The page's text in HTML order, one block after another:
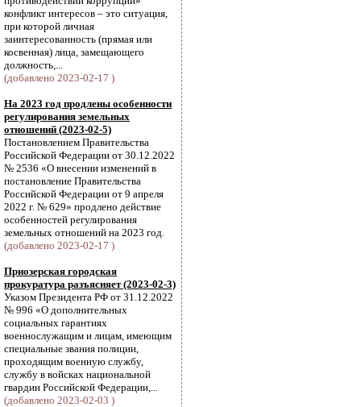
конфликт интересов – это ситуация,
при которой личная
заинтересованность (прямая или
косвенная) лица, замещающего
должность,...
(добавлено 2023-02-17 )
На 2023 год продлены особенности
регулирования земельных
отношений (2023-02-5)
Постановлением Правительства
Российской Федерации от 30.12.2022
№ 2536 «О внесении изменений в
постановление Правительства
Российской Федерации от 9 апреля
2022 г. № 629» продлено действие
особенностей регулирования
земельных отношений на 2023 год.
(добавлено 2023-02-17 )
Приозерская городская
прокуратура разъясняет (2023-02-3)
Указом Президента РФ от 31.12.2022
№ 996 «О дополнительных
социальных гарантиях
военнослужащим и лицам, имеющим
специальные звания полиции,
проходящим военную службу,
службу в войсках национальной
гвардии Российской Федерации,...
(добавлено 2023-02-03 )